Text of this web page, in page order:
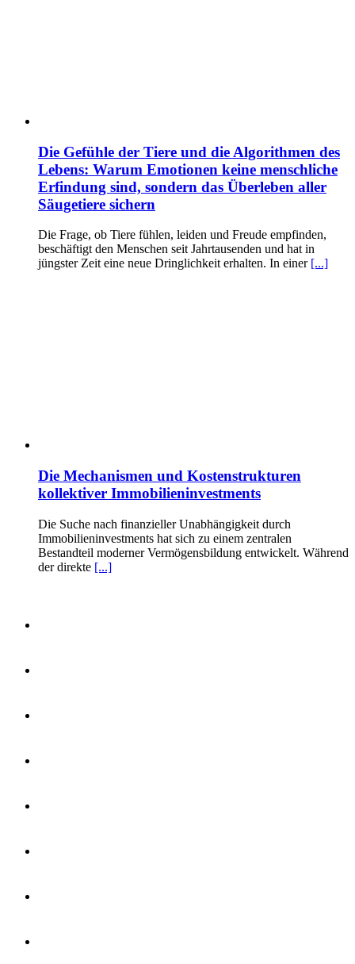
Die Gefühle der Tiere und die Algorithmen des
Lebens: Warum Emotionen keine menschliche
Erfindung sind, sondern das Überleben aller
Säugetiere sichern
Die Frage, ob Tiere fühlen, leiden und Freude empfinden,
beschäftigt den Menschen seit Jahrtausenden und hat in
jüngster Zeit eine neue Dringlichkeit erhalten. In einer [...]
Die Mechanismen und Kostenstrukturen
kollektiver Immobilieninvestments
Die Suche nach finanzieller Unabhängigkeit durch
Immobilieninvestments hat sich zu einem zentralen
Bestandteil moderner Vermögensbildung entwickelt. Während
der direkte [...]